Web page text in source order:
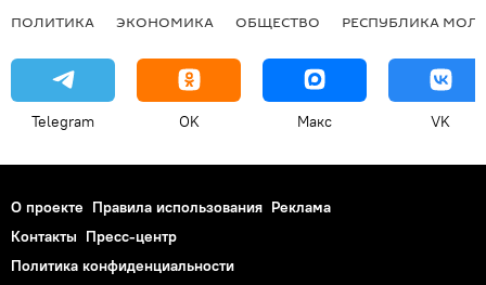
ПОЛИТИКА ЭКОНОМИКА ОБЩЕСТВО РЕСПУБЛИКА
Telegram OK Макс VK
О проекте Правила использования Реклама
Контакты Пресс-центр
Политика конфиденциальности